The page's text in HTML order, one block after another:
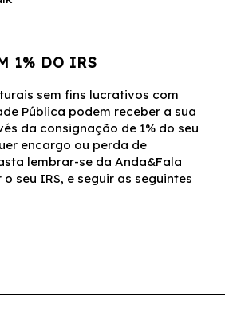
1% DO IRS
sem fins lucrativos com
Pública podem receber a sua
da consignação de 1% do seu
encargo ou perda de
lembrar-se da Anda&Fala
seu IRS, e seguir as seguintes